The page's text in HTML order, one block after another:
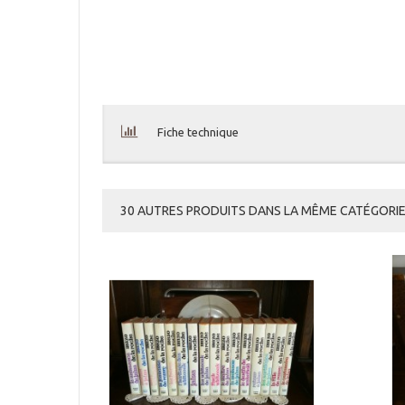
Fiche technique
30 AUTRES PRODUITS DANS LA MÊME